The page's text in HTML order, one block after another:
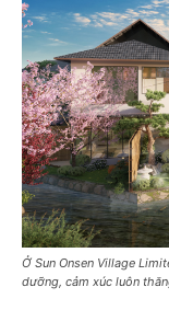
Ở Sun Onsen Village
dưỡng, cảm xúc luôn